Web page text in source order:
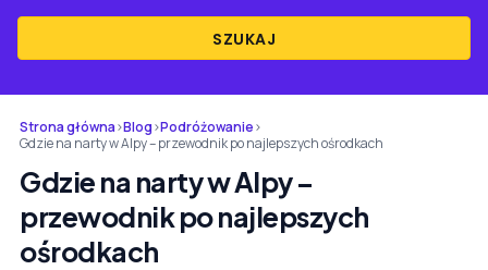
SZUKAJ
Strona główna›Blog›Podróżowanie›
Gdzie na narty w Alpy – przewodnik po najlepszych ośrodkach
Gdzie na narty w Alpy –
przewodnik po najlepszych
ośrodkach